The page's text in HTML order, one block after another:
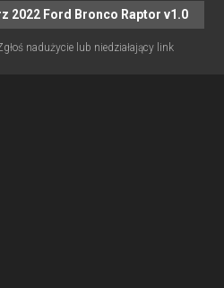
2022 Ford Bronco Raptor v1.0
nadużycie lub niedziałający link